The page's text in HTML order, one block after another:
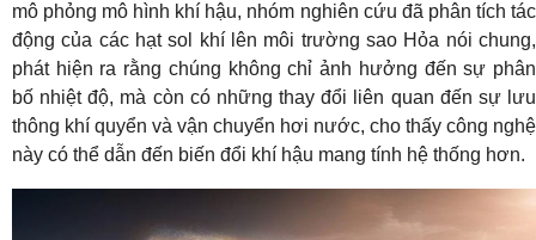
mô phỏng mô hình khí hậu, nhóm nghiên cứu đã phân tích tác
động của các hạt sol khí lên môi trường sao Hỏa nói chung,
phát hiện ra rằng chúng không chỉ ảnh hưởng đến sự phân
bố nhiệt độ, mà còn có những thay đổi liên quan đến sự lưu
thông khí quyển và vận chuyển hơi nước, cho thấy công nghệ
này có thể dẫn đến biến đổi khí hậu mang tính hệ thống hơn.